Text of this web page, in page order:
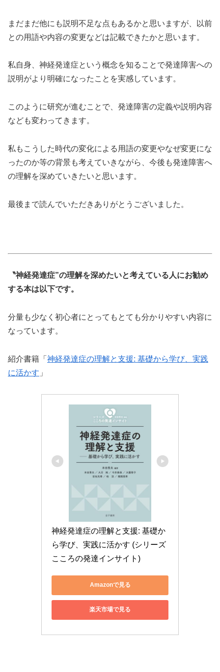
まだまだ他にも説明不足な点もあるかと思いますが、以前
との用語や内容の変更などは記載できたかと思います。
私自身、神経発達症という概念を知ることで発達障害への
説明がより明確になったことを実感しています。
このように研究が進むことで、発達障害の定義や説明内容
なども変わってきます。
私もこうした時代の変化による用語の変更やなぜ変更にな
ったのか等の背景も考えていきながら、今後も発達障害へ
の理解を深めていきたいと思います。
最後まで読んでいただきありがとうございました。
〝神経発達症”の理解を深めたいと考えている人にお勧め
する本は以下です。
分量も少なく初心者にとってもとても分かりやすい内容に
なっています。
紹介書籍「 神経発達症の理解と支援: 基礎から学び、実践
に活かす 」
神経発達症の理解と支援: 基礎か
ら学び、実践に活かす (シリーズ
こころの発達インサイト)
Amazonで見る
楽天市場で見る